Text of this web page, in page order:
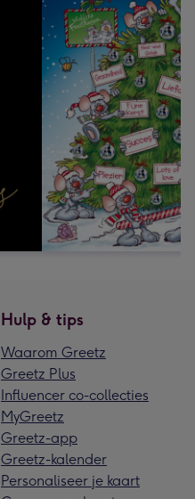
Hulp & tips
Waarom Greetz
Greetz Plus
Influencer co-collecties
MyGreetz
Greetz-app
Greetz-kalender
Personaliseer je kaart